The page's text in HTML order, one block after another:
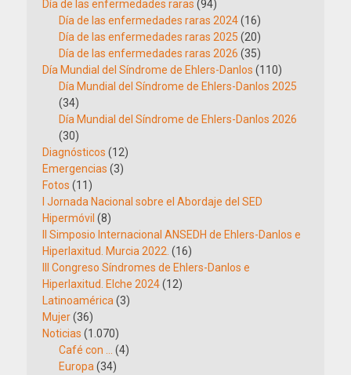
Día de las enfermedades raras (94)
Día de las enfermedades raras 2024(16)
Día de las enfermedades raras 2025 (20)
Día de las enfermedades raras 2026 (35)
Día Mundial del Síndrome de Ehlers-Danlos (110)
Día Mundial del Síndrome de Ehlers-Danlos 2025
(34)
Día Mundial del Síndrome de Ehlers-Danlos 2026
(30)
Diagnósticos (12)
Emergencias (3)
Fotos (11)
I Jornada Nacional sobre el Abordaje del SED
Hipermóvil (8)
II Simposio Internacional ANSEDH de Ehlers-Danlos e
Hiperlaxitud. Murcia 2022. (16)
III Congreso Síndromes de Ehlers-Danlos e
Hiperlaxitud. Elche 2024(12)
Latinoamérica (3)
Mujer(36)
Noticias (1.070)
Café con …
(4)
Europa (34)